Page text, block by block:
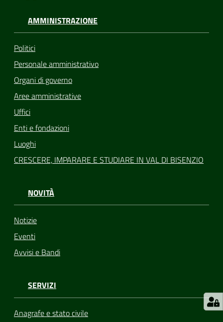
AMMINISTRAZIONE
Politici
Personale amministrativo
Organi di governo
Aree amministrative
Uffici
Enti e fondazioni
Luoghi
CRESCERE, IMPARARE E STUDIARE IN VAL DI BISENZIO
NOVITÀ
Notizie
Eventi
Avvisi e Bandi
SERVIZI
Anagrafe e stato civile